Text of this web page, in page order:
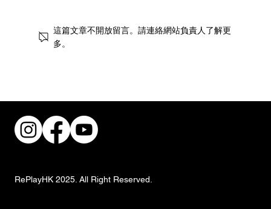
這篇文章不開放留言。請連絡網站負責人了解更
多。
RePlayHK 2025. All Right Reserved.